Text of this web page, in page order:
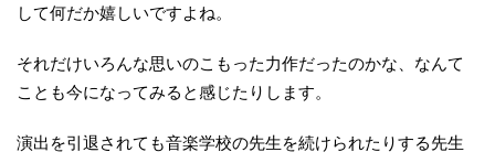
して何だか嬉しいですよね。
それだけいろんな思いのこもった力作だったのかな、なんて
ことも今になってみると感じたりします。
演出を引退されても音楽学校の先生を続けられたりする先生